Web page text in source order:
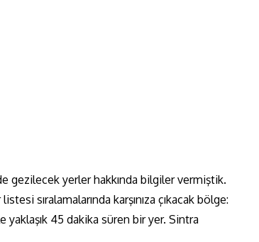
gezilecek yerler hakkında bilgiler vermiştik.
sıralamalarında karşınıza çıkacak bölge:
45 dakika süren bir yer. Sintra